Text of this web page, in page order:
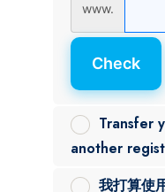
www.
Check
Transfer
another
我打算使